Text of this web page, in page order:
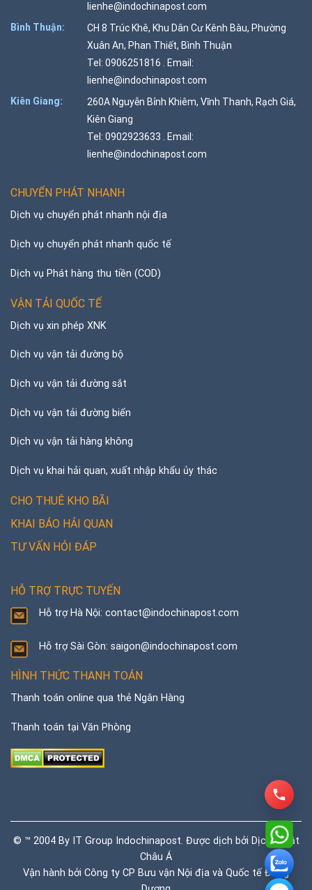
lienhe@indochinapost.com
Bình Thuận:
CH 8 Trúc Khê, Khu Dân Cư Kênh Bàu, Phường
Xuân An, Phan Thiết, Bình Thuận
Tel: 0906251816 . Email:
lienhe@indochinapost.com
Kiên Giang:
260A Nguyễn Bỉnh Khiêm, Vĩnh Thanh, Rạch Giá,
Kiên Giang
Tel: 0902923633 . Email:
lienhe@indochinapost.com
CHUYỂN PHÁT NHANH
Dịch vụ chuyển phát nhanh nội địa
Dịch vụ chuyển phát nhanh quốc tế
Dịch vụ Phát hàng thu tiền (COD)
VẬN TẢI QUỐC TẾ
Dịch vụ xin phép XNK
Dịch vụ vận tải đường bộ
Dịch vụ vận tải đường sắt
Dịch vụ vận tải đường biển
Dịch vụ vận tải hàng không
Dịch vụ khai hải quan, xuất nhập khẩu ủy thác
CHO THUÊ KHO BÃI
KHAI BÁO HẢI QUAN
TƯ VẤN HỎI ĐÁP
HỖ TRỢ TRỰC TUYẾN
Hỗ trợ Hà Nội: contact@indochinapost.com
Hỗ trợ Sài Gòn: saigon@indochinapost.com
HÌNH THỨC THANH TOÁN
Thanh toán online qua thẻ Ngân Hàng
Thanh toán tại Văn Phòng
© ™ 2004 By IT Group Indochinapost. Được dịch bởi Dịch thuật
Châu Á
Vận hành bởi Công ty CP Bưu vận Nội địa và Quốc tế Đông